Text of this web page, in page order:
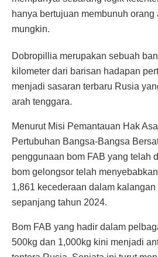
hanya bertujuan membunuh
mungkin.
Dobropillia merupakan sebuah
kilometer dari barisan hadapan
menjadi sasaran terbaru Rusia
arah tenggara.
Menurut Misi Pemantauan Hak
Pertubuhan Bangsa-Bangsa
penggunaan bom FAB yang telah
bom gelongsor telah
1,861 kecederaan dalam
sepanjang tahun 2024.
Bom FAB yang hadir dalam
500kg dan 1,000kg kini menjadi